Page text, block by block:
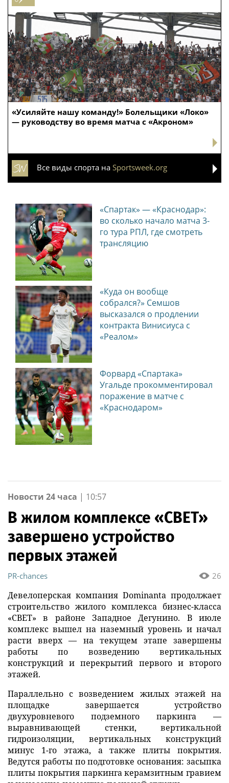
«Усиляйте нашу команду!» Болельщики «Локо»
— руководству во время матча с «Акроном»
Все виды спорта на Sportsweek.org
«Спартак» — «Краснодар»:
во сколько начало матча 3-
го тура РПЛ, где смотреть
трансляцию
«Куда он вообще
собрался?» Семшов
высказался о продлении
контракта Винисиуса с
«Реалом»
Форвард «Спартака»
Угальде прокомментировал
поражение в матче с
«Краснодаром»
Новости 24 часа | 10:57
В жилом комплексе «СВЕТ»
завершено устройство
первых этажей
26
PR-chances
Девелоперская компания Dominanta продолжает
строительство жилого комплекса бизнес-класса
«СВЕТ» в районе Западное Дегунино. В июле
комплекс вышел на наземный уровень и начал
расти вверх — на текущем этапе завершены
работы по возведению вертикальных
конструкций и перекрытий первого и второго
этажей.
Параллельно с возведением жилых этажей на
площадке завершается устройство
двухуровневого подземного паркинга —
выравнивающей стенки, вертикальной
гидроизоляции, вертикальных конструкций
минус 1-го этажа, а также плиты покрытия.
Ведутся работы по подготовке основания: засыпка
плиты покрытия паркинга керамзитным гравием